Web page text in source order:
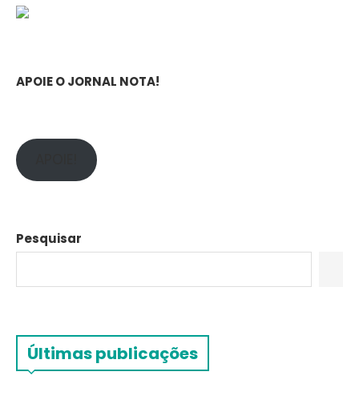
APOIE O JORNAL NOTA!
Pesquisar
Últimas publicações